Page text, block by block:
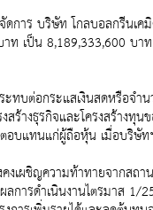
ดการ บริษัท โกลบอลกรีน
ท เป็น 8,189,333,600 บา
ะทบต่อกระแสเงินสดหรือ
สร้างธุรกิจและโครงสร้าง
บแทนแก่ผู้ถือหุ้น เมื่อบริษัท
เผชิญความท้าทายจากสถ
ลการดำเนินงานไตรมาส